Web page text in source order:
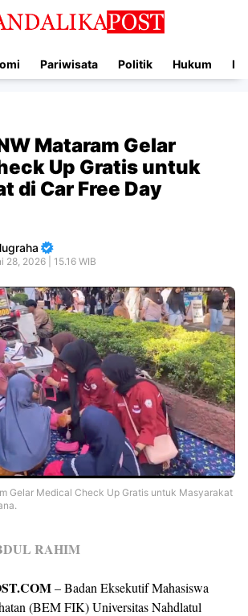
Pariwisata Politik Hukum
Mataram Gelar
Up Gratis untuk
di Car Free Day
28, 2026 | 15.16 WIB
Gelar Medical Check Up Gratis untuk Masyarakat
RAHIM
– Badan Eksekutif Mahasiswa
(BEM FIK) Universitas Nahdlatul